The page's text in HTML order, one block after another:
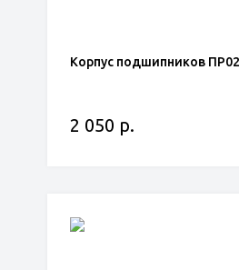
Корпус подшипников
2 050 р.